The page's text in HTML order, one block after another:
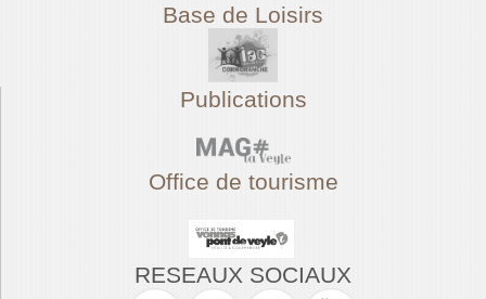
Base de Loisirs
Publications
Office de tourisme
RESEAUX SOCIAUX